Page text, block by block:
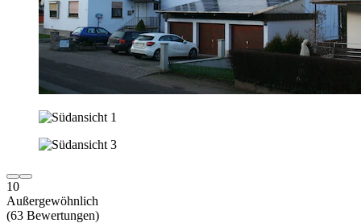
10
Außergewöhnlich
(63 Bewertungen)